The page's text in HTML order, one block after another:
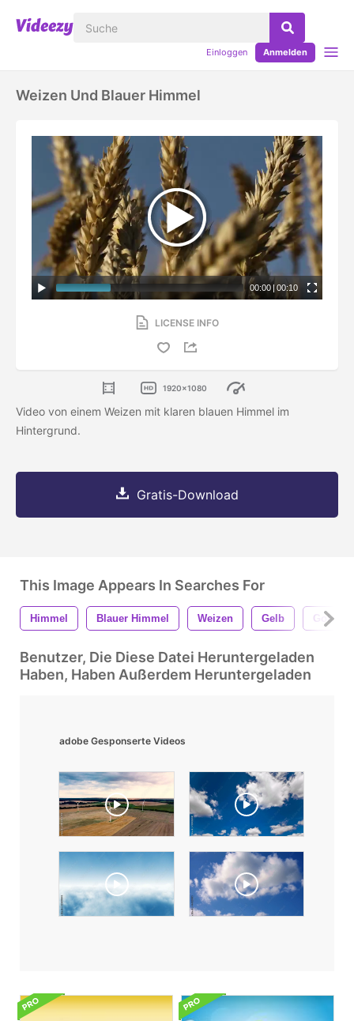
Einloggen Anmelden
Weizen Und Blauer Himmel
00:00 |00:10
LICENSE INFO
1920x1080
Video von einem Weizen mit klaren blauen Himmel im
Hintergrund.
Gratis-Download
This Image Appears In Searches For
Himmel Blauer Himmel Weizen Gelb Gold
Benutzer, Die Diese Datei Heruntergeladen
Haben, Haben Außerdem Heruntergeladen
adobe Gesponserte Videos